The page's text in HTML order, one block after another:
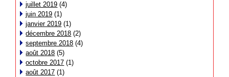
juillet 2019 (4)
juin 2019 (1)
janvier 2019 (1)
décembre 2018 (2)
septembre 2018 (4)
août 2018 (5)
octobre 2017 (1)
août 2017 (1)